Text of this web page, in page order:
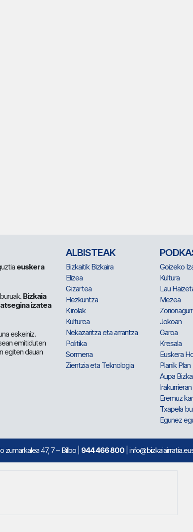
euskera
Bizkaia
izatea
eskeiniz.
emitiduten
egiten dauan
ALBISTEAK
Bizkaitik Bizkaira
Elizea
Gizartea
Hezkuntza
Kirolak
Kulturea
Nekazaritza eta arrantza
Politika
Sormena
Zientzia eta Teknologia
Goizeko
Kultura
Lau
Mezea
Jokoan
Garoa
Kresala
Euskera
Planik Plan
Aupa
Irakurrieran
Eremuz
Txapela
Egunez
zumarkalea 47, 7 – Bilbo | 944 466 800 |